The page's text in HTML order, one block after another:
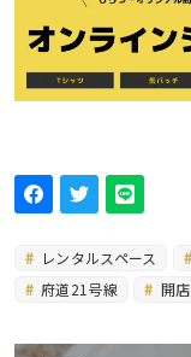
レンタルスペース
府道21号線
開店